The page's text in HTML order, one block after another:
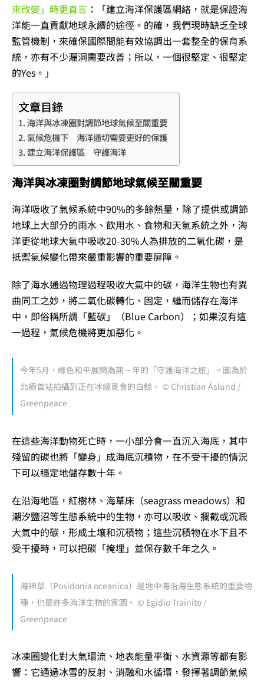
來改變」時更直言 ：「建立海洋保護區網絡，就是保證海
洋能一直貢獻地球永續的途徑。的確，我們現時缺乏全球
監管機制，來確保國際間能有效協調出一套整全的保育系
統，亦有不少漏洞需要改善；所以，一個很堅定、很堅定
的Yes。」
文章目錄
海洋與冰凍圈對調節地球氣候至關重要
氣候危機下 海洋逼切需要更好的保護
建立海洋保護區 守護海洋
海洋與冰凍圈對調節地球氣候至關重要
海洋吸收了氣候系統中90%的多餘熱量，除了提供或調節
地球上大部分的雨水、飲用水、食物和天氣系統之外，海
洋更從地球大氣中吸收20-30%人為排放的二氧化碳，是
抵禦氣候變化帶來嚴重影響的重要屏障。
除了海水通過物理過程吸收大氣中的碳，海洋生物也有異
曲同工之妙，將二氧化碳轉化、固定，繼而儲存在海洋
中，即俗稱所謂「藍碳」（Blue Carbon）；如果沒有這
一過程，氣候危機將更加惡化。
今年5月，綠色和平展開為期一年的「守護海洋之旅」。圖為於
北極首站拍攝到正在冰緣覓食的白鯨。 © Christian Åslund /
Greenpeace
在這些海洋動物死亡時，一小部分會一直沉入海底，其中
殘留的碳也將「變身」成海底沉積物，在不受干擾的情況
下可以穩定地儲存數十年。
在沿海地區，紅樹林、海草床（seagrass meadows）和
潮汐鹽沼等生態系統中的生物，亦可以吸收、攔截或沉澱
大氣中的碳，形成土壤和沉積物；這些沉積物在水下且不
受干擾時，可以把碳「掩埋」並保存數千年之久。
海神草（Posidonia oceanica）是地中海沿海生態系統的重要物
種，也是許多海洋生物的家園。 © Egidio Trainito /
Greenpeace
冰凍圈變化對大氣環流、地表能量平衡、水資源等都有影
響：它通過冰雪的反射、消融和水循環，發揮著調節氣候